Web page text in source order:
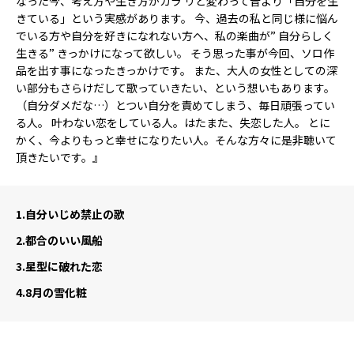
きている」という実感があります。 今、過去の私と同じ様に悩ん
でいる方や自分を好きになれない方へ、私の楽曲が” 自分らしく
生きる” きっかけになって欲しい。 そう思った事が今回、ソロ作
品を出す事になったきっかけです。 また、大人の女性としての深
い部分もさらけだして歌っていきたい、という想いもあります。
（自分ダメだな…）とつい自分を責めてしまう、毎日頑張ってい
る人。 叶わない恋をしている人。はたまた、失恋した人。 とに
かく、今よりもっと幸せになりたい人。そんな方々に是非聴いて
頂きたいです。』
1.自分いじめ禁止の歌
2.都合のいい風船
3.星型に破れた恋
4.8月の雪化粧